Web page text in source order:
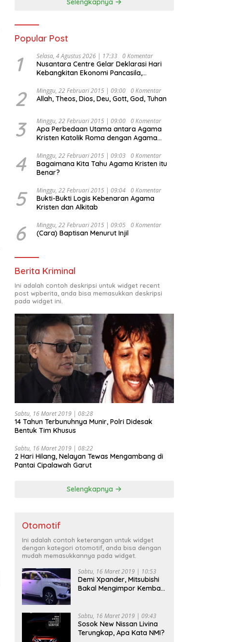
Selengkapnya
Popular Post
1 Selasa, 4 Agustus 2026 | 17:33 0 Komentar
Nusantara Centre Gelar Deklarasi Hari
Kebangkitan Ekonomi Pancasila,
Djojohadikusumo Anti Penjajahan
(Pergolakan Ekonomi Politik Indonesia) &
Undang Perekonomian Nasional dan
Kesejahteraan Sosial dalam Menata
Bangsa Menuju Indonesia Emas 2045”,
2 Minggu, 22 Februari 2015 | 09:00 0 Komentar
Allah, Theos, Dios, Deu, Gott, God, Tuhan
3 Minggu, 22 Februari 2015 | 09:00 0 Komentar
Apa Perbedaan Utama antara Agama
Kristen Katolik Roma dengan Agama
4 Minggu, 22 Februari 2015 | 09:03 0 Komentar
Bagaimana Kita Tahu Agama Kristen itu
Benar?
5 Minggu, 22 Februari 2015 | 09:04 0 Komentar
Bukti-Bukti Logis Kebenaran Agama
Kristen dan Alkitab
6 Minggu, 22 Februari 2015 | 09:05 0 Komentar
(Cara) Baptisan Menurut Injil
Berita Kriminal
Ini adalah contoh deskripsi untuk widget recent
post wpberita, anda bisa memasukkan deskripsi
pada widget ini.
Sabtu, 16 Maret 2019 | 08:28
14 Tahun Terbunuhnya Munir, Polri Didesak
Bentuk Tim Khusus
Sabtu, 16 Maret 2019 | 08:22
2 Hari Hilang, Nelayan Tewas Mengambang di
Pantai Cipalawah Garut
Selengkapnya
Otomotif
Ini adalah contoh keterangan untuk widget
dengan kategori otomotif, anda bisa dengan
mudah memasukkannya pada widget.
Sabtu, 16 Maret 2019 | 10:53
Demi Xpander, Mitsubishi
Bakal Mengimpor Kembali
Sabtu, 16 Maret 2019 | 09:43
Sosok New Nissan Livina
Terungkap, Apa Kata NMI?